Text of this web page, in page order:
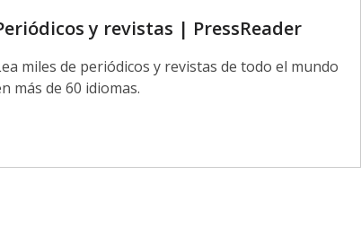
y revistas | PressReader
miles de periódicos y revistas de todo el mundo
más de 60 idiomas.